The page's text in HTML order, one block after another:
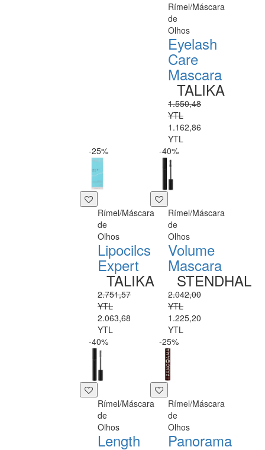
Rímel/Máscara
de
Olhos
Eyelash
Care
Mascara
TALIKA
1.550,48
YTL
1.162,86
YTL
-25%
Rímel/Máscara
de
Olhos
Lipocilcs
Expert
TALIKA
2.751,57
YTL
2.063,68
YTL
-40%
Rímel/Máscara
de
Olhos
Volume
Mascara
STENDHAL
2.042,00
YTL
1.225,20
YTL
-40%
Rímel/Máscara
de
Olhos
Length
-25%
Rímel/Máscara
de
Olhos
Panorama